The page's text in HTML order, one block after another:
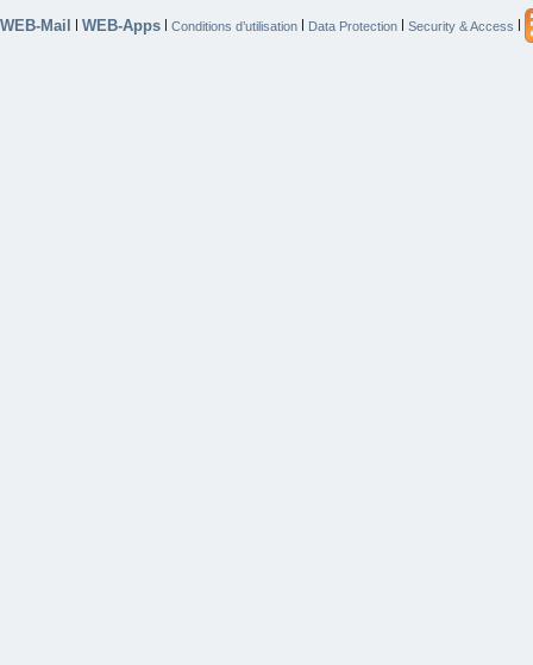
WEB-Mail | WEB-Apps | Conditions d’utilisation | Data Protection | Security & Access |